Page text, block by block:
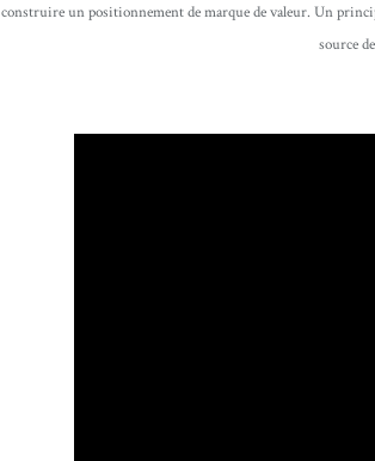
construire un positionnement de marque de valeur. Un
source